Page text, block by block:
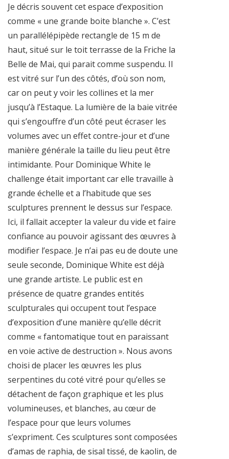
Je décris souvent cet espace d’exposition
comme « une grande boite blanche ». C’est
un parallélépipède rectangle de 15 m de
haut, situé sur le toit terrasse de la Friche la
Belle de Mai, qui parait comme suspendu. Il
est vitré sur l’un des côtés, d’où son nom,
car on peut y voir les collines et la mer
jusqu’à l’Estaque. La lumière de la baie vitrée
qui s’engouffre d’un côté peut écraser les
volumes avec un effet contre-jour et d’une
manière générale la taille du lieu peut être
intimidante. Pour Dominique White le
challenge était important car elle travaille à
grande échelle et a l’habitude que ses
sculptures prennent le dessus sur l’espace.
Ici, il fallait accepter la valeur du vide et faire
confiance au pouvoir agissant des œuvres à
modifier l’espace. Je n’ai pas eu de doute une
seule seconde, Dominique White est déjà
une grande artiste. Le public est en
présence de quatre grandes enti­tés
sculpturales qui occupent tout l’espace
d’exposition d’une manière qu’elle décrit
comme « fantomatique tout en paraissant
en voie active de destruc­tion ». Nous avons
choisi de placer les œuvres les plus
serpentines du coté vitré pour qu’elles se
détachent de façon graphique et les plus
volumineuses, et blanches, au cœur de
l’espace pour que leurs volumes
s’expriment. Ces sculptures sont composées
d’amas de raphia, de sisal tissé, de kaolin, de